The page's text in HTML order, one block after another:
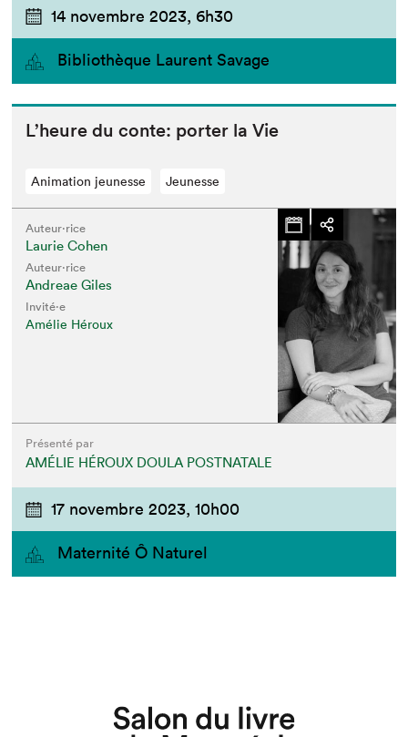
14 novembre 2023, 6h30
Bibliothèque Laurent Savage
L’heure du con­te: porter la Vie
Animation jeunesse Jeunesse
Auteur·rice
Laurie Cohen
Auteur·rice
Andreae Giles
Invité⋅e
Amélie Héroux
Présenté par
AMÉLIE HÉROUX DOULA POSTNATALE
17 novembre 2023, 10h00
Maternité Ô Naturel